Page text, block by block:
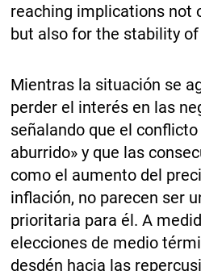
reaching implications not
but also for the stability
Mientras la situación se
perder el interés en las
señalando que el
aburrido» y que las
como el aumento del
inflación, no parecen ser
prioritaria para él. A
elecciones de medio
desdén hacia las